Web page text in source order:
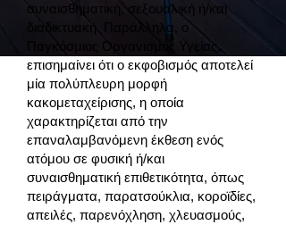
συναισθηματική, σεξουαλική ή/και
διαδικτυακή. Παράλληλα, ο
Παγκόσμιος Οργανισμός Υγείας,
επισημαίνει ότι ο εκφοβισμός αποτελεί
μία πολύπλευρη μορφή
κακομεταχείρισης, η οποία
χαρακτηρίζεται από την
επαναλαμβανόμενη έκθεση ενός
ατόμου σε φυσική ή/και
συναισθηματική επιθετικότητα, όπως
πειράγματα, παρατσούκλια, κοροϊδίες,
απειλές, παρενόχληση, χλευασμούς,